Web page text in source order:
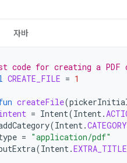
자바
code for creating a PDF
CREATE_FILE = 1
createFile(
= Intent(Intent.
(Intent.
= "application/pdf"
(Intent.EXTRA_TITLE